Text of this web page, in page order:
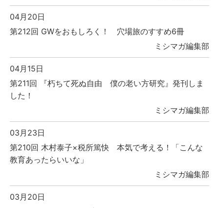
04月20日
第212回 GWをおもしろく！ 穴場旅のすすめ6冊
ミシマガ編集部
04月15日
第211回 『朽ちて死ぬ自由 僕の老い方研究』発刊しま
した！
ミシマガ編集部
03月23日
第210回 木村泰子×税所篤快 本気で考える！「こんな
教育あったらいいな」
ミシマガ編集部
03月20日